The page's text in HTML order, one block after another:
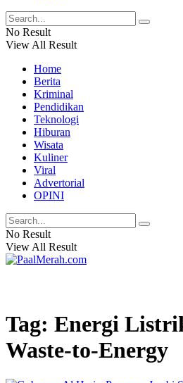
No Result
View All Result
Home
Berita
Kriminal
Pendidikan
Teknologi
Hiburan
Wisata
Kuliner
Viral
Advertorial
OPINI
No Result
View All Result
Tag: Energi
Waste-to-Energy